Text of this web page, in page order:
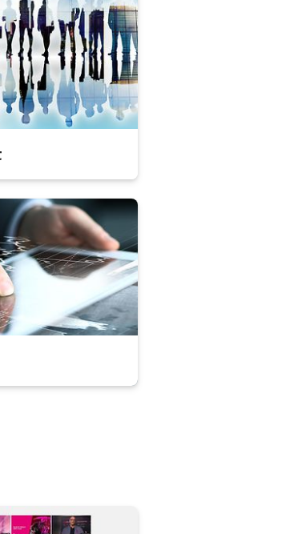
Mitglieder des
Deutschen
AG wird von